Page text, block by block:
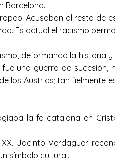
Barcelona.
Acusaban al resto de
Es actual el racismo
deformando la historia
una guerra de
Austrias; tan fielmente
la fe catalana en
Jacinto Verdaguer
símbolo cultural.